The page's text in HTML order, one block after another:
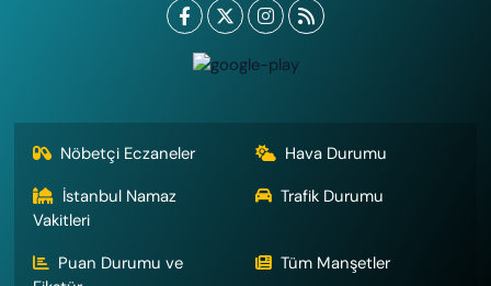
Nöbetçi Eczaneler
Hava Durumu
İstanbul Namaz
Vakitleri
Trafik Durumu
Puan Durumu ve
Tüm Manşetler